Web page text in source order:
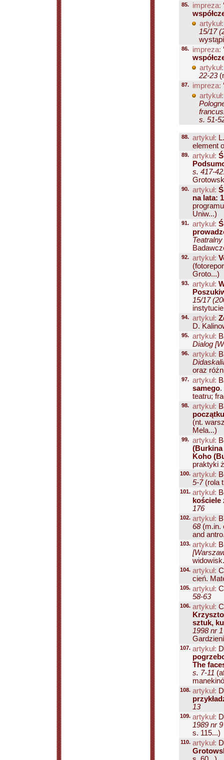
85. impreza:
artykuł:
15/17
86. impreza:
artykuł:
22-23
87. impreza:
artykuł:
s. 51-
88. artykuł:
element
89. artykuł:
s. 417-
90. artykuł:
na lata:
Uniw...)
91. artykuł:
92. artykuł:
Groto...)
93. artykuł:
15/17
94. artykuł:
D.
95. artykuł:
Dialog
96. artykuł:
oraz
97. artykuł:
samego.
teatru;
98. artykuł:
początku
(nt.
Mela...)
99. artykuł:
(Burkina
Koho
praktyki
100. artykuł:
5-7 (rola
101. artykuł:
176
102. artykuł:
68(m.in.
and
103. artykuł:
104. artykuł:
cień.
105. artykuł:
58-63
106. artykuł:
sztuk,
1998 nr
107. artykuł:
The
s. 7-11
108. artykuł:
13
109. artykuł:
1989 nr
s. 115...)
110. artykuł: